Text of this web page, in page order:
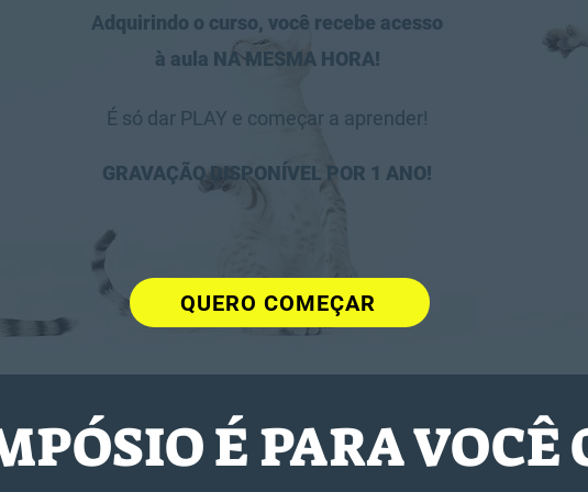
Adquirindo o curso, você recebe acesso
à aula NA MESMA HORA!
​É só dar PLAY e começar a aprender!
GRAVAÇÃO DISPONÍVEL POR 1 ANO!
QUERO COMEÇAR
É PARA VOCÊ